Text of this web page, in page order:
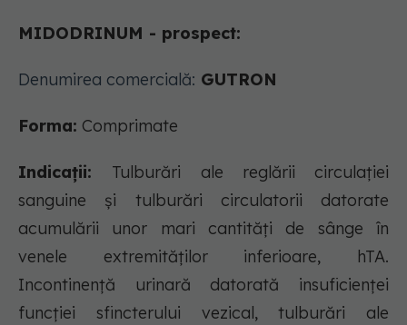
MIDODRINUM - prospect:
Denumirea comercială: GUTRON
Forma: Comprimate
Indicații: Tulburări ale reglării circulației
sanguine și tulburări circulatorii datorate
acumulării unor mari cantități de sânge în
venele extremităților inferioare, hTA.
Incontinență urinară datorată insuficienței
funcției sfincterului vezical, tulburări ale